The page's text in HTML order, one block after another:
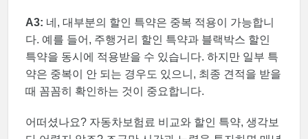
A3: 네, 대부분의 할인 특약은 중복 적용이 가능합니
다. 예를 들어, 주행거리 할인 특약과 블랙박스 할인
특약을 동시에 적용받을 수 있습니다. 하지만 일부 특
약은 중복이 안 되는 경우도 있으니, 최종 견적을 받을
때 꼼꼼히 확인하는 것이 중요합니다.
어떠셨나요? 자동차보험료 비교와 할인 특약, 생각보